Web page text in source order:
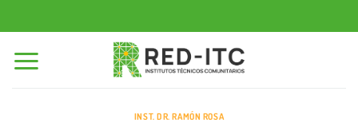
al
contenido
INST. DR. RAMÓN ROSA